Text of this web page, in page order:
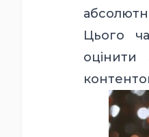
Цього
оцінити